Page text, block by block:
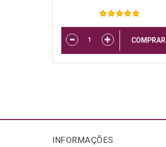
COMPRAR
INFORMAÇÕES